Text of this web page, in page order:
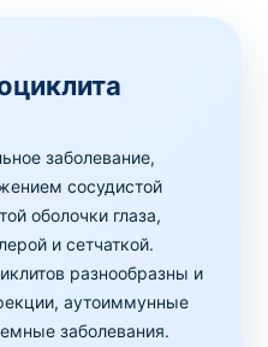
заболевание,
сосудистой
оболочки глаза,
и сетчаткой.
разнообразны и
аутоиммунные
заболевания.